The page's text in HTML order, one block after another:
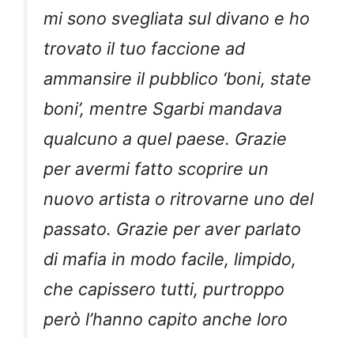
mi sono svegliata sul divano e ho
trovato il tuo faccione ad
ammansire il pubblico ‘boni, state
boni’, mentre Sgarbi mandava
qualcuno a quel paese. Grazie
per avermi fatto scoprire un
nuovo artista o ritrovarne uno del
passato. Grazie per aver parlato
di mafia in modo facile, limpido,
che capissero tutti, purtroppo
però l’hanno capito anche loro